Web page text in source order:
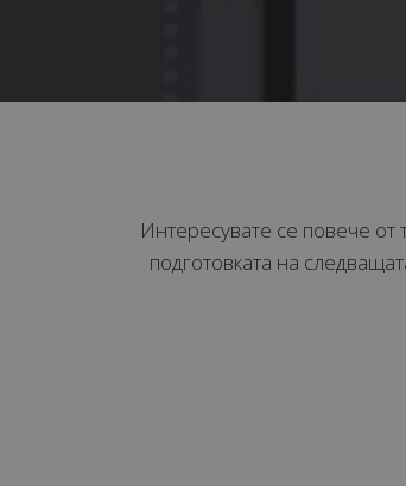
Интересувате се повече
подготовката на